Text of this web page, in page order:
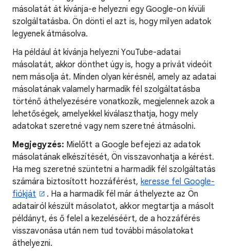
másolatát át kívánja-e helyezni egy Google-on kívüli
szolgáltatásba. Ön dönti el azt is, hogy milyen adatok
legyenek átmásolva.
Ha például át kívánja helyezni YouTube-adatai
másolatát, akkor dönthet úgy is, hogy a privát videóit
nem másolja át. Minden olyan kérésnél, amely az adatai
másolatának valamely harmadik fél szolgáltatásba
történő áthelyezésére vonatkozik, megjelennek azok a
lehetőségek, amelyekkel kiválaszthatja, hogy mely
adatokat szeretné vagy nem szeretné átmásolni.
Megjegyzés: Mielőtt a Google befejezi az adatok
másolatának elkészítését, Ön visszavonhatja a kérést.
Ha meg szeretné szüntetni a harmadik fél szolgáltatás
számára biztosított hozzáférést, keresse fel Google-
fiókját
. Ha a harmadik fél már áthelyezte az Ön
adatairól készült másolatot, akkor megtartja a másolt
példányt, és ő felel a kezeléséért, de a hozzáférés
visszavonása után nem tud további másolatokat
áthelyezni.